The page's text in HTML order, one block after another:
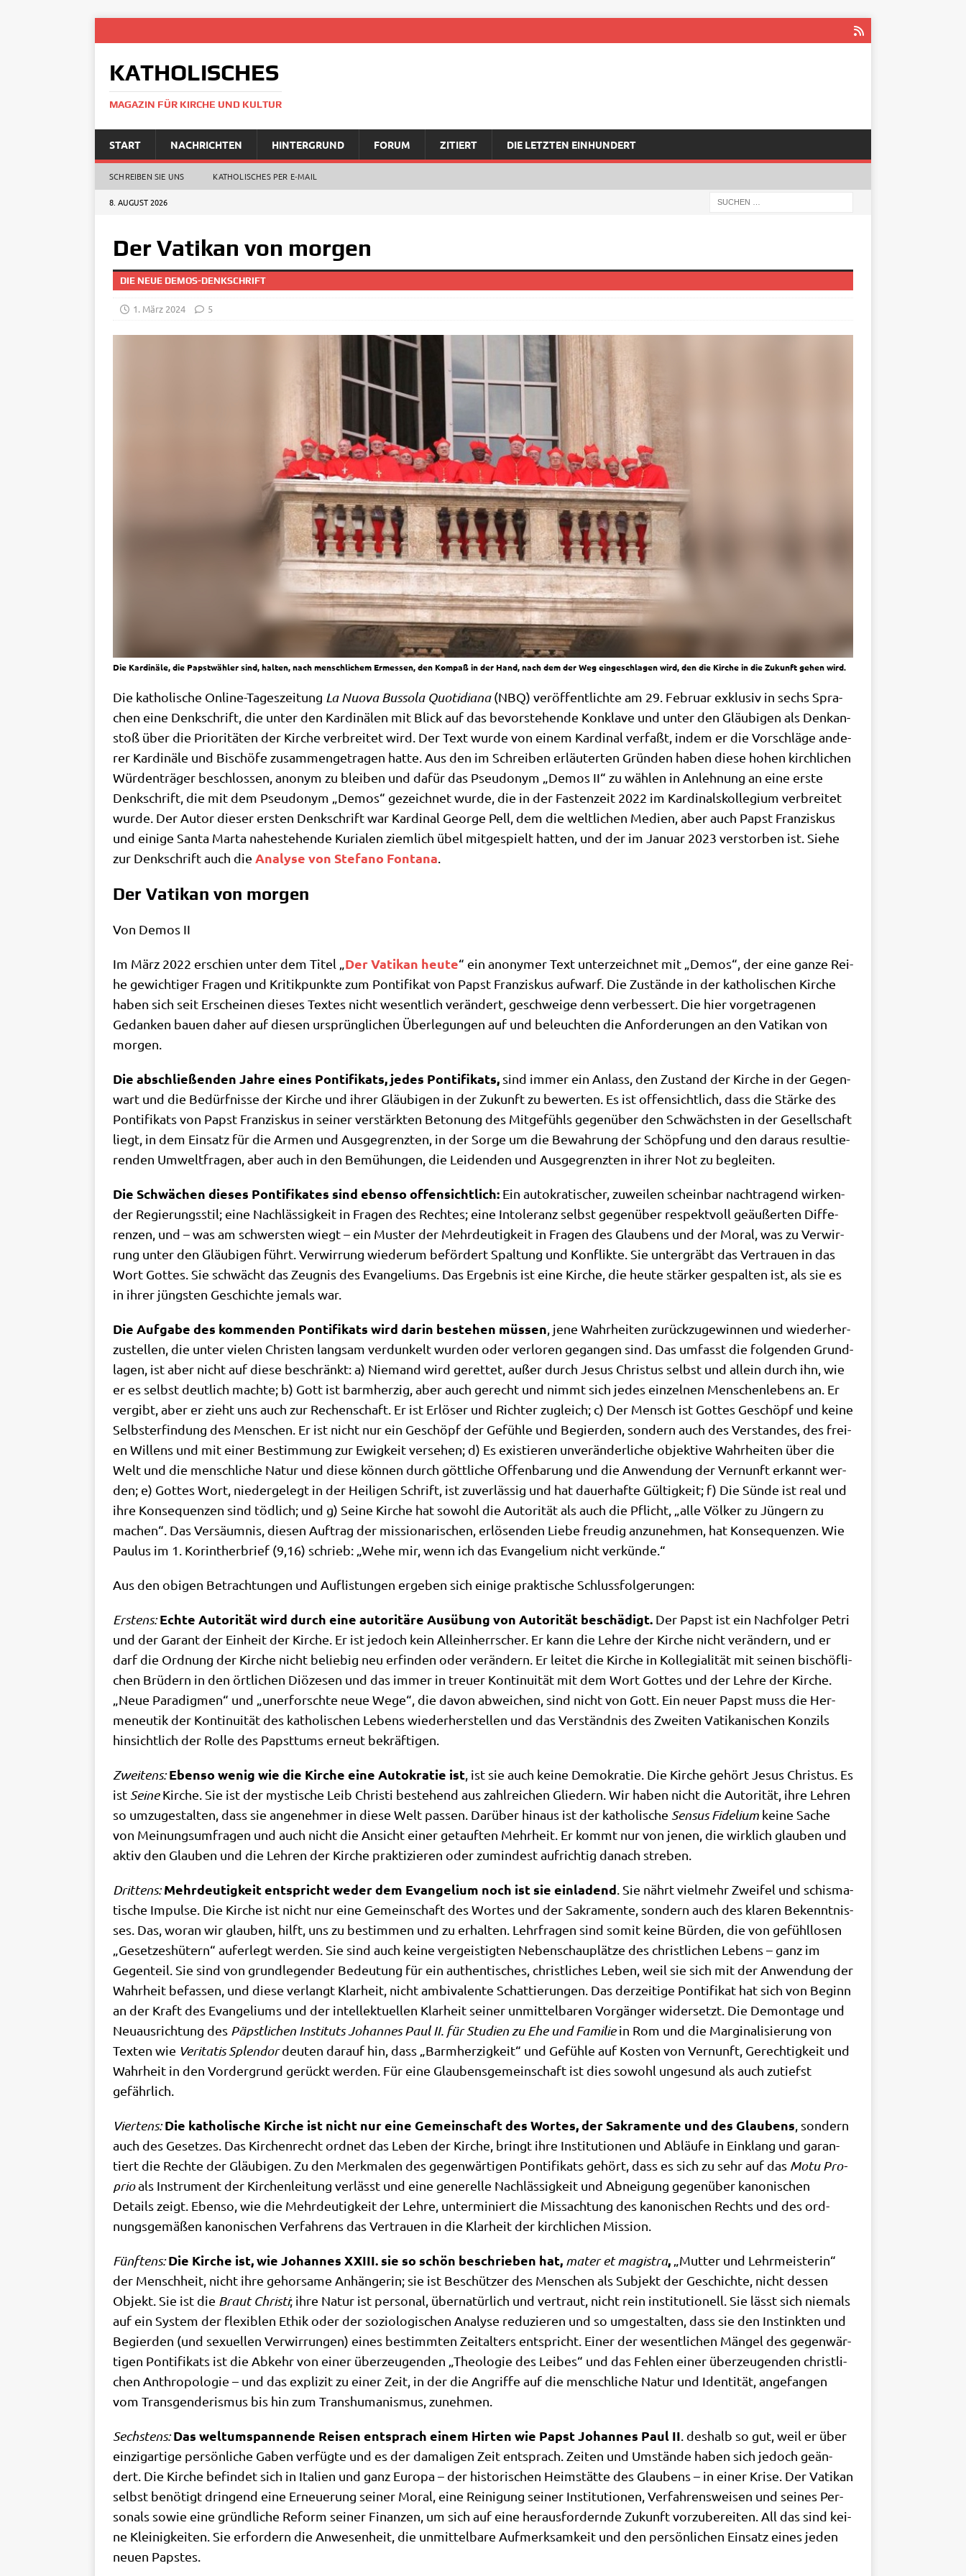
KATHOLISCHES
MAGAZIN FÜR KIRCHE UND KULTUR
START NACHRICHTEN HINTERGRUND FORUM ZITIERT DIE LETZTEN EINHUNDERT
SCHREIBEN SIE UNS KATHOLISCHES PER E‑MAIL
8. AUGUST 2026
Der Vatikan von morgen
DIE NEUE DEMOS-DENKSCHRIFT
1. März 2024 5
Die Kardinäle, die Papstwähler sind, halten, nach menschlichem Ermessen, den Kompaß in der Hand, nach dem der Weg eingeschlagen wird, den die Kirche in die Zukunft gehen wird.
Die katho­li­sche Online-Tages­zei­tung La Nuo­va Bus­so­la Quo­ti­dia­na(NBQ) ver­öf­fent­lich­te am 29. Febru­ar exklu­siv in sechs Spra­
chen eine Denk­schrift, die unter den Kar­di­nä­len mit Blick auf das bevor­ste­hen­de Kon­kla­ve und unter den Gläu­bi­gen als Denk­an­
stoß über die Prio­ri­tä­ten der Kir­che ver­brei­tet wird. Der Text wur­de von einem Kar­di­nal ver­faßt, indem er die Vor­schlä­ge ande­
rer Kar­di­nä­le und Bischö­fe zusam­men­ge­tra­gen hat­te. Aus den im Schrei­ben erläu­ter­ten Grün­den haben die­se hohen kirch­li­chen
Wür­den­trä­ger beschlos­sen, anonym zu blei­ben und dafür das Pseud­onym „Demos II“ zu wäh­len in Anleh­nung an eine erste
Denk­schrift, die mit dem Pseud­onym „Demos“ gezeich­net wur­de, die in der Fasten­zeit 2022 im Kar­di­nals­kol­le­gi­um ver­brei­tet
wur­de. Der Autor die­ser ersten Denk­schrift war Kar­di­nal Geor­ge Pell, dem die welt­li­chen Medi­en, aber auch Papst Fran­zis­kus
und eini­ge San­ta Mar­ta nahe­ste­hen­de Kuria­len ziem­lich übel mit­ge­spielt hat­ten, und der im Janu­ar 2023 ver­stor­ben ist. Sie­he
zur Denk­schrift auch die Ana­ly­se von Ste­fa­no Fon­ta­na
Der Vatikan von morgen
Von Demos II
Im März 2022 erschien unter dem Titel „ Der Vati­kan heu­te“ ein anony­mer Text unter­zeich­net mit „Demos“, der eine gan­ze Rei­
he gewich­ti­ger Fra­gen und Kri­tik­punk­te zum Pon­ti­fi­kat von Papst Fran­zis­kus auf­warf. Die Zustän­de in der katho­li­schen Kir­che
haben sich seit Erschei­nen die­ses Tex­tes nicht wesent­lich ver­än­dert, geschwei­ge denn ver­bes­sert. Die hier vor­ge­tra­ge­nen
Gedan­ken bau­en daher auf die­sen ursprüng­li­chen Über­le­gun­gen auf und beleuch­ten die Anfor­de­run­gen an den Vati­kan von
morgen.
Die abschlie­ßen­den Jah­re eines Pon­ti­fi­kats, jedes Pon­ti­fi­kats, sind immer ein Anlass, den Zustand der Kir­che in der Gegen­
wart und die Bedürf­nis­se der Kir­che und ihrer Gläu­bi­gen in der Zukunft zu bewer­ten. Es ist offen­sicht­lich, dass die Stär­ke des
Pon­ti­fi­kats von Papst Fran­zis­kus in sei­ner ver­stärk­ten Beto­nung des Mit­ge­fühls gegen­über den Schwäch­sten in der Gesell­schaft
liegt, in dem Ein­satz für die Armen und Aus­ge­grenz­ten, in der Sor­ge um die Bewah­rung der Schöp­fung und den dar­aus resul­tie­
ren­den Umwelt­fra­gen, aber auch in den Bemü­hun­gen, die Lei­den­den und Aus­ge­grenz­ten in ihrer Not zu begleiten.
Die Schwä­chen die­ses Pon­ti­fi­ka­tes sind eben­so offen­sicht­lich: Ein auto­kra­ti­scher, zuwei­len schein­bar nach­tra­gend wir­ken­
der Regie­rungs­stil; eine Nach­läs­sig­keit in Fra­gen des Rech­tes; eine Into­le­ranz selbst gegen­über respekt­voll geäu­ßer­ten Dif­fe­
ren­zen, und – was am schwer­sten wiegt – ein Muster der Mehr­deu­tig­keit in Fra­gen des Glau­bens und der Moral, was zu Ver­wir­
rung unter den Gläu­bi­gen führt. Ver­wir­rung wie­der­um beför­dert Spal­tung und Kon­flik­te. Sie unter­gräbt das Ver­trau­en in das
Wort Got­tes. Sie schwächt das Zeug­nis des Evan­ge­li­ums. Das Ergeb­nis ist eine Kir­che, die heu­te stär­ker gespal­ten ist, als sie es
in ihrer jüng­sten Geschich­te jemals war.
Die Auf­ga­be des kom­men­den Pon­ti­fi­kats wird dar­in bestehen müs­sen , jene Wahr­hei­ten zurück­zu­ge­win­nen und wie­der­her­
zu­stel­len, die unter vie­len Chri­sten lang­sam ver­dun­kelt wur­den oder ver­lo­ren gegan­gen sind. Das umfasst die fol­gen­den Grund­
la­gen, ist aber nicht auf die­se beschränkt: a) Nie­mand wird geret­tet, außer durch Jesus Chri­stus selbst und allein durch ihn, wie
er es selbst deut­lich mach­te; b) Gott ist barm­her­zig, aber auch gerecht und nimmt sich jedes ein­zel­nen Men­schen­le­bens an. Er
ver­gibt, aber er zieht uns auch zur Rechen­schaft. Er ist Erlö­ser und Rich­ter zugleich; c) Der Mensch ist Got­tes Geschöpf und kei­ne
Selbst­er­fin­dung des Men­schen. Er ist nicht nur ein Geschöpf der Gefüh­le und Begier­den, son­dern auch des Ver­stan­des, des frei­
en Wil­lens und mit einer Bestim­mung zur Ewig­keit ver­se­hen; d) Es exi­stie­ren unver­än­der­li­che objek­ti­ve Wahr­hei­ten über die
Welt und die mensch­li­che Natur und die­se kön­nen durch gött­li­che Offen­ba­rung und die Anwen­dung der Ver­nunft erkannt wer­
den; e) Got­tes Wort, nie­der­ge­legt in der Hei­li­gen Schrift, ist zuver­läs­sig und hat dau­er­haf­te Gül­tig­keit; f) Die Sün­de ist real und
ihre Kon­se­quen­zen sind töd­lich; und g) Sei­ne Kir­che hat sowohl die Auto­ri­tät als auch die Pflicht, „alle Völ­ker zu Jün­gern zu
machen“. Das Ver­säum­nis, die­sen Auf­trag der mis­sio­na­ri­schen, erlö­sen­den Lie­be freu­dig anzu­neh­men, hat Kon­se­quen­zen. Wie
Pau­lus im 1. Korin­ther­brief (9,16) schrieb: „Wehe mir, wenn ich das Evan­ge­li­um nicht verkünde.“
Aus den obi­gen Betrach­tun­gen und Auf­li­stun­gen erge­ben sich eini­ge prak­ti­sche Schlussfolgerungen:
Erstens:Ech­te Auto­ri­tät wird durch eine auto­ri­tä­re Aus­übung von Auto­ri­tät beschä­digt. Der Papst ist ein Nach­fol­ger Petri
und der Garant der Ein­heit der Kir­che. Er ist jedoch kein Allein­herr­scher. Er kann die Leh­re der Kir­che nicht ver­än­dern, und er
darf die Ord­nung der Kir­che nicht belie­big neu erfin­den oder ver­än­dern. Er lei­tet die Kir­che in Kol­le­gia­li­tät mit sei­nen bischöf­li­
chen Brü­dern in den ört­li­chen Diö­ze­sen und das immer in treu­er Kon­ti­nui­tät mit dem Wort Got­tes und der Leh­re der Kir­che.
„Neue Para­dig­men“ und „uner­forsch­te neue Wege“, die davon abwei­chen, sind nicht von Gott. Ein neu­er Papst muss die Her­
me­neu­tik der Kon­ti­nui­tät des katho­li­schen Lebens wie­der­her­stel­len und das Ver­ständ­nis des Zwei­ten Vati­ka­ni­schen Kon­zils
hin­sicht­lich der Rol­le des Papst­tums erneut bekräftigen.
Zwei­tens:Eben­so wenig wie die Kir­che eine Auto­kra­tie ist , ist sie auch kei­ne Demo­kra­tie. Die Kir­che gehört Jesus Chri­stus. Es
ist Sei­neKir­che. Sie ist der mysti­sche Leib Chri­sti bestehend aus zahl­rei­chen Glie­dern. Wir haben nicht die Auto­ri­tät, ihre Leh­ren
so umzu­ge­stal­ten, dass sie ange­neh­mer in die­se Welt pas­sen. Dar­über hin­aus ist der katho­li­sche Sen­sus Fide­li­um kei­ne Sache
von Mei­nungs­um­fra­gen und auch nicht die Ansicht einer getauf­ten Mehr­heit. Er kommt nur von jenen, die wirk­lich glau­ben und
aktiv den Glau­ben und die Leh­ren der Kir­che prak­ti­zie­ren oder zumin­dest auf­rich­tig danach streben.
Drit­tens:Mehr­deu­tig­keit ent­spricht weder dem Evan­ge­li­um noch ist sie ein­la­dend . Sie nährt viel­mehr Zwei­fel und schis­ma­
ti­sche Impul­se. Die Kir­che ist nicht nur eine Gemein­schaft des Wor­tes und der Sakra­men­te, son­dern auch des kla­ren Bekennt­nis­
ses. Das, wor­an wir glau­ben, hilft, uns zu bestim­men und zu erhal­ten. Lehr­fra­gen sind somit kei­ne Bür­den, die von gefühl­lo­sen
„Geset­zes­hü­tern“ auf­er­legt wer­den. Sie sind auch kei­ne ver­gei­stig­ten Neben­schau­plät­ze des christ­li­chen Lebens – ganz im
Gegen­teil. Sie sind von grund­le­gen­der Bedeu­tung für ein authen­ti­sches, christ­li­ches Leben, weil sie sich mit der Anwen­dung der
Wahr­heit befas­sen, und die­se ver­langt Klar­heit, nicht ambi­va­len­te Schat­tie­run­gen. Das der­zei­ti­ge Pon­ti­fi­kat hat sich von Beginn
an der Kraft des Evan­ge­li­ums und der intel­lek­tu­el­len Klar­heit sei­ner unmit­tel­ba­ren Vor­gän­ger wider­setzt. Die Demon­ta­ge und
Neu­aus­rich­tung des Päpst­li­chen Insti­tuts Johan­nes Paul II. für Stu­di­en zu Ehe und Fami­liein Rom und die Mar­gi­na­li­sie­rung von
Tex­ten wie Veri­ta­tis Sple­ndordeu­ten dar­auf hin, dass „Barm­her­zig­keit“ und Gefüh­le auf Kosten von Ver­nunft, Gerech­tig­keit und
Wahr­heit in den Vor­der­grund gerückt wer­den. Für eine Glau­bens­ge­mein­schaft ist dies sowohl unge­sund als auch zutiefst
gefährlich.
Vier­tens:Die katho­li­sche Kir­che ist nicht nur eine Gemein­schaft des Wor­tes, der Sakra­men­te und des Glau­bens , son­dern
auch des Geset­zes. Das Kir­chen­recht ord­net das Leben der Kir­che, bringt ihre Insti­tu­tio­nen und Abläu­fe in Ein­klang und garan­
tiert die Rech­te der Gläu­bi­gen. Zu den Merk­ma­len des gegen­wär­ti­gen Pon­ti­fi­kats gehört, dass es sich zu sehr auf das Motu Pro­
prioals Instru­ment der Kir­chen­lei­tung ver­lässt und eine gene­rel­le Nach­läs­sig­keit und Abnei­gung gegen­über kano­ni­schen
Details zeigt. Eben­so, wie die Mehr­deu­tig­keit der Leh­re, unter­mi­niert die Miss­ach­tung des kano­ni­schen Rechts und des ord­
nungs­ge­mä­ßen kano­ni­schen Ver­fah­rens das Ver­trau­en in die Klar­heit der kirch­li­chen Mission.
Fünf­tens:Die Kir­che ist, wie Johan­nes XXIII. sie so schön beschrie­ben hat, mater et magi­stra, „Mut­ter und Lehr­mei­ste­rin“
der Mensch­heit, nicht ihre gehor­sa­me Anhän­ge­rin; sie ist Beschüt­zer des Men­schen als Sub­jekt der Geschich­te, nicht des­sen
Objekt. Sie ist die Braut Chri­sti; ihre Natur ist per­so­nal, über­na­tür­lich und ver­traut, nicht rein insti­tu­tio­nell. Sie lässt sich nie­mals
auf ein System der fle­xi­blen Ethik oder der sozio­lo­gi­schen Ana­ly­se redu­zie­ren und so umge­stal­ten, dass sie den Instink­ten und
Begier­den (und sexu­el­len Ver­wir­run­gen) eines bestimm­ten Zeit­al­ters ent­spricht. Einer der wesent­li­chen Män­gel des gegen­wär­
ti­gen Pon­ti­fi­kats ist die Abkehr von einer über­zeu­gen­den „Theo­lo­gie des Lei­bes“ und das Feh­len einer über­zeu­gen­den christ­li­
chen Anthro­po­lo­gie – und das expli­zit zu einer Zeit, in der die Angrif­fe auf die mensch­li­che Natur und Iden­ti­tät, ange­fan­gen
vom Trans­gen­de­ris­mus bis hin zum Trans­hu­ma­nis­mus, zunehmen.
Sech­stens:Das welt­um­span­nen­de Rei­sen ent­sprach einem Hir­ten wie Papst Johan­nes Paul II . des­halb so gut, weil er über
ein­zig­ar­ti­ge per­sön­li­che Gaben ver­füg­te und es der dama­li­gen Zeit ent­sprach. Zei­ten und Umstän­de haben sich jedoch geän­
dert. Die Kir­che befin­det sich in Ita­li­en und ganz Euro­pa – der histo­ri­schen Heim­stät­te des Glau­bens – in einer Kri­se. Der Vati­kan
selbst benö­tigt drin­gend eine Erneue­rung sei­ner Moral, eine Rei­ni­gung sei­ner Insti­tu­tio­nen, Ver­fah­rens­wei­sen und sei­nes Per­
so­nals sowie eine gründ­li­che Reform sei­ner Finan­zen, um sich auf eine her­aus­for­dern­de Zukunft vor­zu­be­rei­ten. All das sind kei­
ne Klei­nig­kei­ten. Sie erfor­dern die Anwe­sen­heit, die unmit­tel­ba­re Auf­merk­sam­keit und den per­sön­li­chen Ein­satz eines jeden
neu­en Papstes.